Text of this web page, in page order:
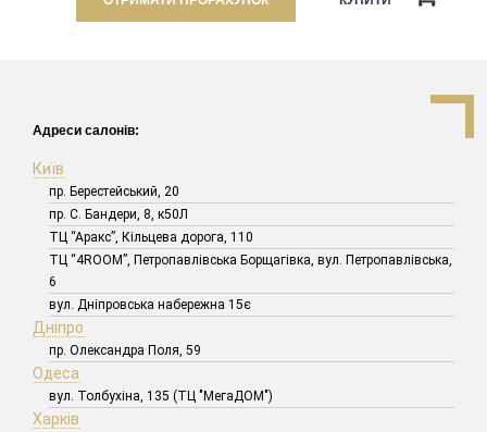
Адреси салонів:
Київ
пр. Берестейський, 20
пр. С. Бандери, 8, к50Л
ТЦ “Аракс”, Кільцева дорога, 110
ТЦ “4ROOM”, Петропавлівська Борщагівка, вул. Петропавлівська,
6
вул. Дніпровська набережна 15є
Дніпро
пр. Олександра Поля, 59
Одеса
вул. Толбухіна, 135 (ТЦ "МегаДОМ")
Харків